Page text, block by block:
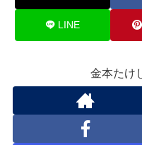
LINE
金本たけ